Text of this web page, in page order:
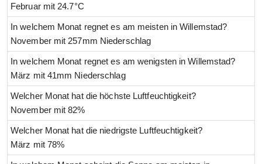
Februar mit 24.7°C
In welchem Monat regnet es am meisten in Willemstad?
November mit 257mm Niederschlag
In welchem Monat regnet es am wenigsten in Willemstad?
März mit 41mm Niederschlag
Welcher Monat hat die höchste Luftfeuchtigkeit?
November mit 82%
Welcher Monat hat die niedrigste Luftfeuchtigkeit?
März mit 78%